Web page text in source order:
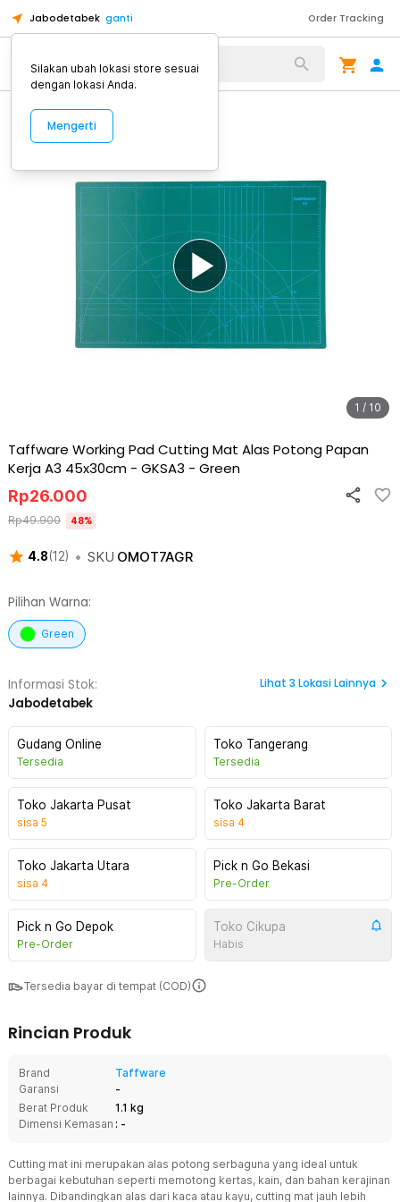
Jabodetabek ganti Order Tracking
Alat Kopi
1 / 10
Taffware Working Pad Cutting Mat Alas Potong Papan
Kerja A3 45x30cm - GKSA3 - Green
4.8(12) • SKU OMOT7AGR
Rp26.000
Rp49.900 48%
Pilihan Warna:
Green
Informasi Stok:
Jabodetabek
Lihat 3 Lokasi Lainnya
Gudang Online
Tersedia
Toko Tangerang
Tersedia
Toko Jakarta Pusat
sisa 5
Toko Jakarta Barat
sisa 4
Toko Jakarta Utara
sisa 4
Pick n Go Bekasi
Pre-Order
Pick n Go Depok
Pre-Order
Toko Cikupa
Habis
Tersedia bayar di tempat (COD)
Rincian Produk
Brand
Taffware
Garansi
-
Berat Produk
1.1 kg
Dimensi Kemasan : -
Cutting mat ini merupakan alas potong serbaguna yang ideal untuk
berbagai kebutuhan seperti memotong kertas, kain, dan bahan kerajinan
lainnya. Dibandingkan alas dari kaca atau kayu, cutting mat jauh lebih
Silakan ubah lokasi store sesuai
dengan lokasi Anda.
Mengerti